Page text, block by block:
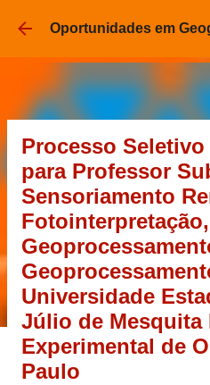
Pular para o
Oportunidades em
Processo
para Professor
Sensoriamento
Universidade
Júlio de Mesquita
Experimental de
Paulo